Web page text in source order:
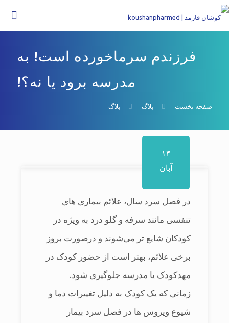
فرزندم سرماخورده است! به
مدرسه برود یا نه؟!
صفحه نخست بلاگ بلاگ
۱۴
آبان
در فصل سرد سال، علائم بیماری های
تنفسی مانند سرفه و گلو درد به ویژه در
کودکان شایع تر می‌شوند و درصورت بروز
برخی علائم، بهتر است از حضور کودک در
مهدکودک یا مدرسه جلوگیری شود.
زمانی که یک کودک به دلیل تغییرات دما و
شیوع ویروس ها در فصل سرد بیمار